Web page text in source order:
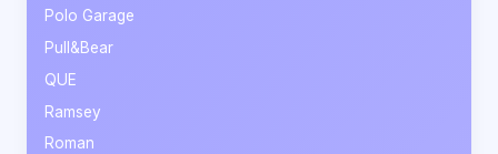
Polo Garage
Pull&Bear
QUE
Ramsey
Roman